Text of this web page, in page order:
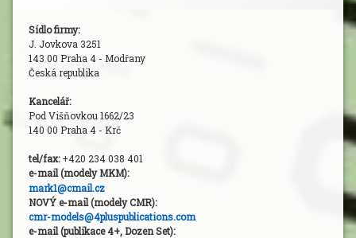
Sídlo firmy:
J. Jovkova 3251
143 00 Praha 4 - Modřany
Česká republika
Kancelář:
Pod Višňovkou 1662/23
140 00 Praha 4 - Krč
tel/fax:+420 234 038 401
e-mail (modely MKM):
mark1@cmail.cz
NOVÝ e-mail (modely CMR):
cmr-models@4pluspublications.com
e-mail (publikace 4+, Dozen Set):